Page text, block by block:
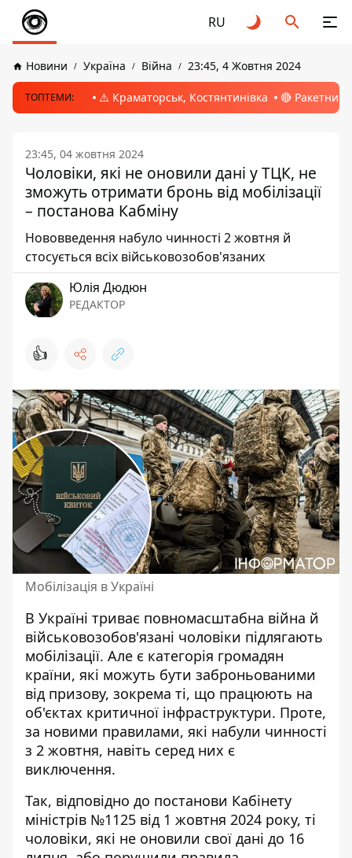
RU
Новини Україна Війна 23:45, 4 Жовтня 2024
ТОПТЕМИ: ⚠️ Краматорськ, Костянтинівка 🔴 Ракетний
23:45, 04 жовтня 2024
Чоловіки, які не оновили дані у ТЦК, не
зможуть отримати бронь від мобілізації
– постанова Кабміну
Нововведення набуло чинності 2 жовтня й
стосується всіх військовозобов'язаних
Юлія Дюдюн
РЕДАКТОР
👍
Мобілізація в Україні
В Україні триває повномасштабна війна й
військовозобов'язані чоловіки підлягають
мобілізації. Але є категорія громадян
країни, які можуть бути заброньованими
від призову, зокрема ті, що працюють на
об'єктах критичної інфраструктури. Проте,
за новими правилами, які набули чинності
з 2 жовтня, навіть серед них є
виключення.
Так, відповідно до постанови Кабінету
міністрів №1125 від 1 жовтня 2024 року, ті
чоловіки, які не оновили свої дані до 16